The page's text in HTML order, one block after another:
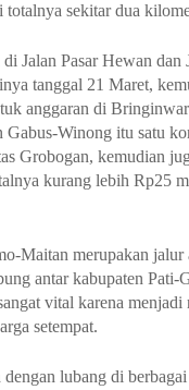
totalnya sekitar dua
Jalan Pasar Hewan dan
tanggal 21 Maret,
anggaran di
Gabus-Winong itu satu
Grobogan, kemudian
kurang lebih Rp25
Maitan merupakan jalur
antar kabupaten Pati-
vital karena menjadi
setempat.
lubang di